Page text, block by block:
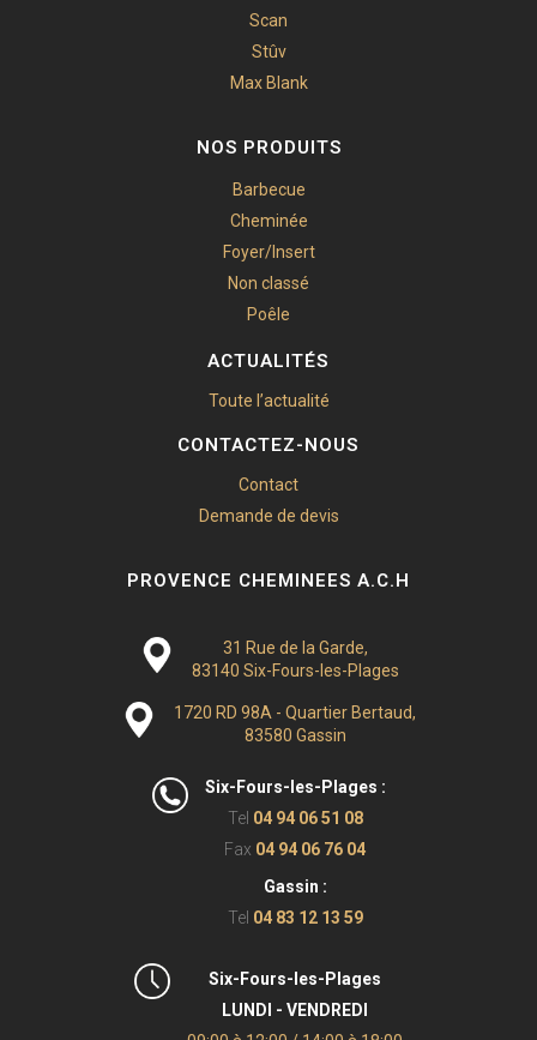
Scan
Stûv
Max Blank
NOS PRODUITS
Barbecue
Cheminée
Foyer/Insert
Non classé
Poêle
ACTUALITÉS
Toute l’actualité
CONTACTEZ-NOUS
Contact
Demande de devis
PROVENCE CHEMINEES A.C.H
31 Rue de la Garde,
83140 Six-Fours-les-Plages
1720 RD 98A - Quartier Bertaud,
83580 Gassin
Six-Fours-les-Plages :
Tel 04 94 06 51 08
Fax 04 94 06 76 04
Gassin :
Tel 04 83 12 13 59
Six-Fours-les-Plages
LUNDI - VENDREDI